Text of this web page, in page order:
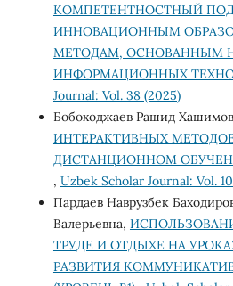
КОМПЕТЕНТНОСТНЫЙ
ИННОВАЦИОННЫМ
МЕТОДАМ, ОСНОВАННЫМ
ИНФОРМАЦИОННЫХ
Journal: Vol. 38 (2025)
Бобоходжаев Рашид
ИНТЕРАКТИВНЫХ
ДИСТАНЦИОННОМ
, Uzbek Scholar Journal: Vol.
Пардаев Наврузбек
Валерьевна,
ТРУДЕ И ОТДЫХЕ НА
РАЗВИТИЯ